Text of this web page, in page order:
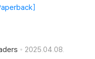
2025.04.08.